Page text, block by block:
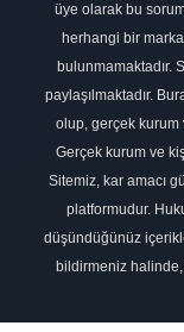
üye olarak bu
herhangi bir
bulunmamaktadır.
paylaşılmaktadır.
olup, gerçek kurum
Gerçek kurum ve
Sitemiz, kar amacı
platformudur.
düşündüğünüz
bildirmeniz